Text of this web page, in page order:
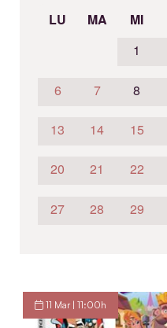
LU MA MI
1
6 7 8
13 14 15
20 21 22
27 28 29
11 Mar | 11:00h